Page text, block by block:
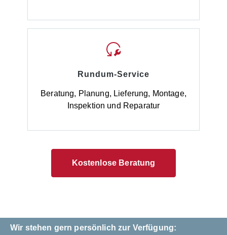
Rundum-Service
Beratung, Planung, Lieferung, Montage,
Inspektion und Reparatur
Kostenlose Beratung
Wir stehen gern persönlich zur Verfügung: